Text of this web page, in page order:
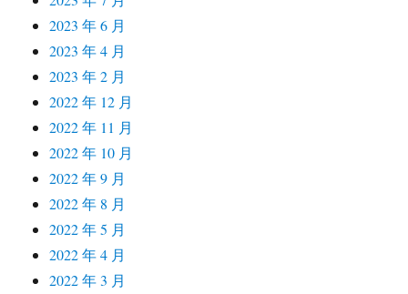
2023 年 6 月
2023 年 4 月
2023 年 2 月
2022 年 12 月
2022 年 11 月
2022 年 10 月
2022 年 9 月
2022 年 8 月
2022 年 5 月
2022 年 4 月
2022 年 3 月